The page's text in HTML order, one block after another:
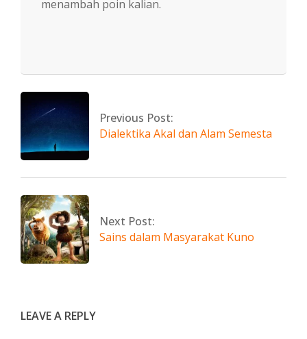
menambah poin kalian.
2021-
04
Previous Post:
Dialektika Akal dan Alam Semesta
Next Post:
Sains dalam Masyarakat Kuno
LEAVE A REPLY